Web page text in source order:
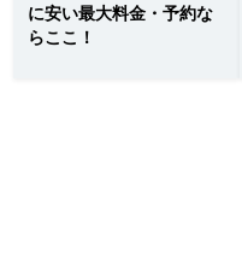
に安い最大料金・予約な
らここ！